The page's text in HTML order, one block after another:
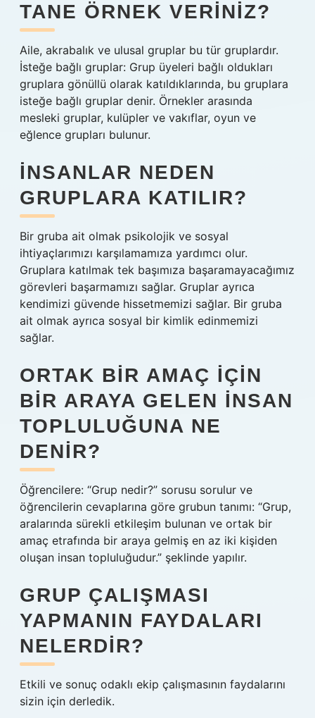
TANE ÖRNEK VERINIZ?
Aile, akrabalık ve ulusal gruplar bu tür gruplardır.
İsteğe bağlı gruplar: Grup üyeleri bağlı oldukları
gruplara gönüllü olarak katıldıklarında, bu gruplara
isteğe bağlı gruplar denir. Örnekler arasında
mesleki gruplar, kulüpler ve vakıflar, oyun ve
eğlence grupları bulunur.
İNSANLAR NEDEN
GRUPLARA KATILIR?
Bir gruba ait olmak psikolojik ve sosyal
ihtiyaçlarımızı karşılamamıza yardımcı olur.
Gruplara katılmak tek başımıza başaramayacağımız
görevleri başarmamızı sağlar. Gruplar ayrıca
kendimizi güvende hissetmemizi sağlar. Bir gruba
ait olmak ayrıca sosyal bir kimlik edinmemizi
sağlar.
ORTAK BIR AMAÇ IÇIN
BIR ARAYA GELEN INSAN
TOPLULUĞUNA NE
DENIR?
Öğrencilere: “Grup nedir?” sorusu sorulur ve
öğrencilerin cevaplarına göre grubun tanımı: “Grup,
aralarında sürekli etkileşim bulunan ve ortak bir
amaç etrafında bir araya gelmiş en az iki kişiden
oluşan insan topluluğudur.” şeklinde yapılır.
GRUP ÇALIŞMASI
YAPMANIN FAYDALARI
NELERDIR?
Etkili ve sonuç odaklı ekip çalışmasının faydalarını
sizin için derledik.